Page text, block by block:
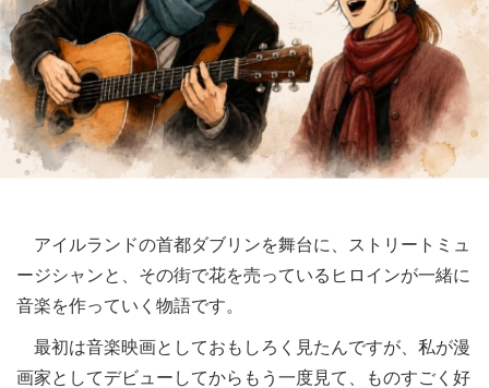
アイルランドの首都ダブリンを舞台に、ストリートミュ
ージシャンと、その街で花を売っているヒロインが一緒に
音楽を作っていく物語です。
最初は音楽映画としておもしろく見たんですが、私が漫
画家としてデビューしてからもう一度見て、ものすごく好